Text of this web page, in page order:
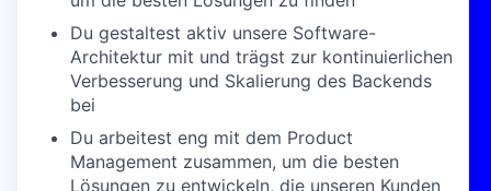
Du gestaltest aktiv unsere Software-
Architektur mit und trägst zur kontinuierlichen
Verbesserung und Skalierung des Backends
bei
Du arbeitest eng mit dem Product
Management zusammen, um die besten
Lösungen zu entwickeln, die unseren Kunden